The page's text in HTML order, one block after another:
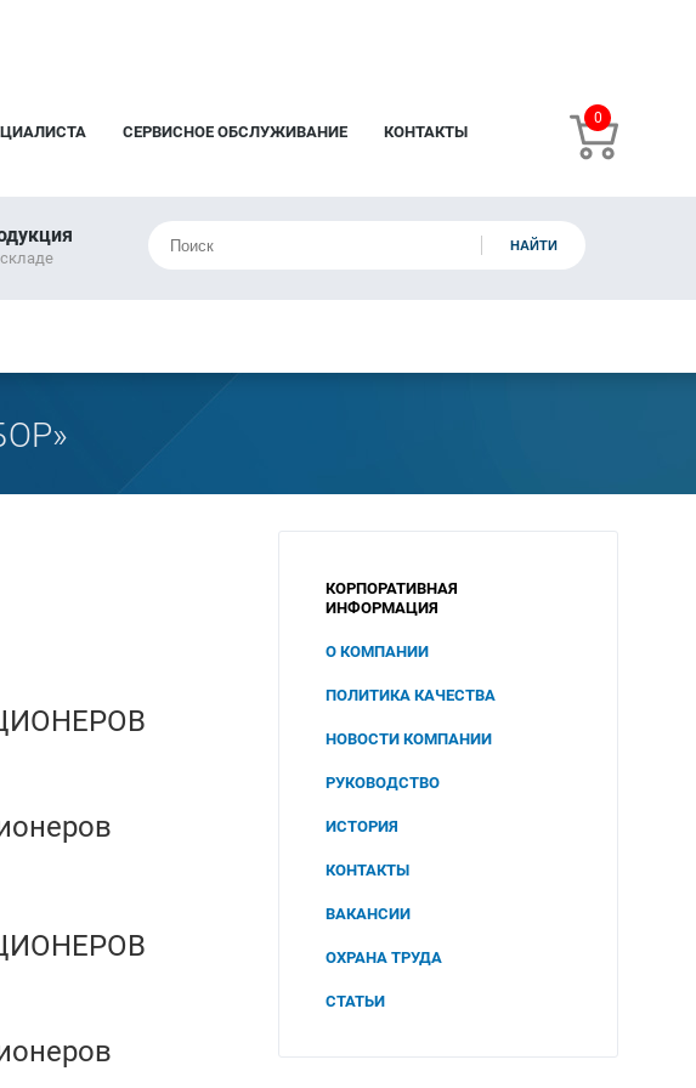
СЕРВИСНОЕ ОБСЛУЖИВАНИЕ КОНТАКТЫ
0
КОРПОРАТИВНАЯ
ИНФОРМАЦИЯ
О КОМПАНИИ
ПОЛИТИКА КАЧЕСТВА
НОВОСТИ КОМПАНИИ
РУКОВОДСТВО
ИСТОРИЯ
КОНТАКТЫ
ВАКАНСИИ
ОХРАНА ТРУДА
2024
ОХРАНЫ ТРУДА И
СТАТЬИ